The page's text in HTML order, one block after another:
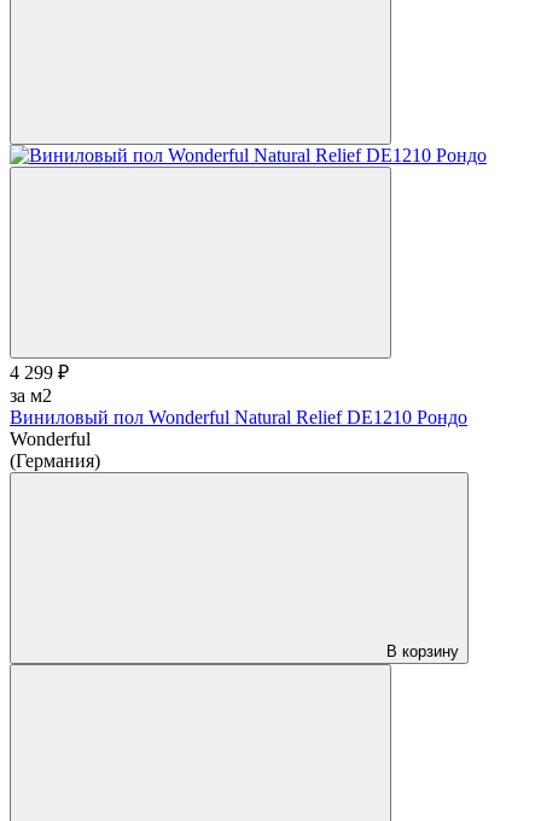
4 299 ₽
за м2
Виниловый пол Wonderful Natural Relief DE1210 Рондо
Wonderful
(Германия)
В корзину